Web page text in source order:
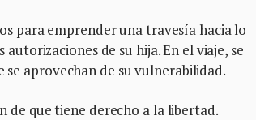
para emprender una travesía hacia lo
de su hija. En el viaje, se
aprovechan de su vulnerabilidad.
de que tiene derecho a la libertad.